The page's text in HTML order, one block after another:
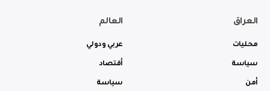
العراق
محليات
سياسة
أمن
العالم
عربي ودولي
أقتصاد
سياسة